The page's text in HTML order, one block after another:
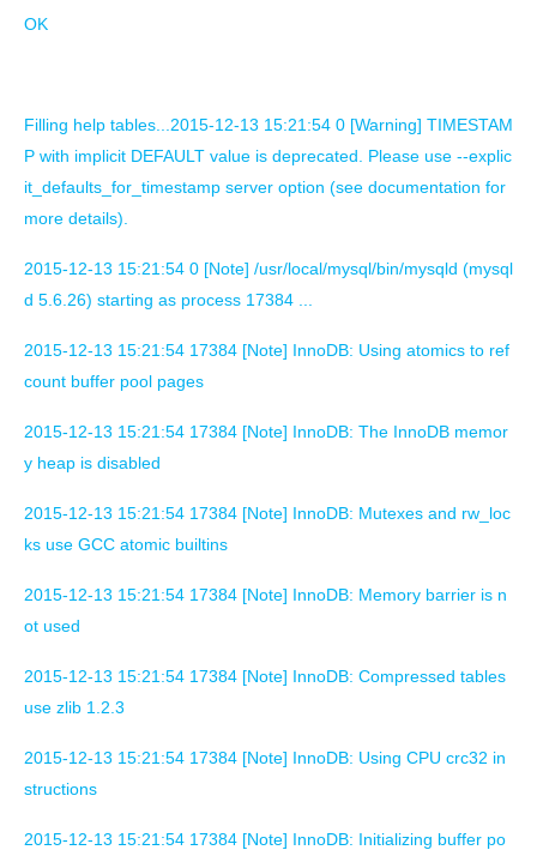
OK
Filling help tables...2015-12-13 15:21:54 0 [Warning] TIMESTAM
P with implicit DEFAULT value is deprecated. Please use --explic
it_defaults_for_timestamp server option (see documentation for
more details).
2015-12-13 15:21:54 0 [Note] /usr/local/mysql/bin/mysqld (mysql
d 5.6.26) starting as process 17384 ...
2015-12-13 15:21:54 17384 [Note] InnoDB: Using atomics to ref
count buffer pool pages
2015-12-13 15:21:54 17384 [Note] InnoDB: The InnoDB memor
y heap is disabled
2015-12-13 15:21:54 17384 [Note] InnoDB: Mutexes and rw_loc
ks use GCC atomic builtins
2015-12-13 15:21:54 17384 [Note] InnoDB: Memory barrier is n
ot used
2015-12-13 15:21:54 17384 [Note] InnoDB: Compressed tables
use zlib 1.2.3
2015-12-13 15:21:54 17384 [Note] InnoDB: Using CPU crc32 in
structions
2015-12-13 15:21:54 17384 [Note] InnoDB: Initializing buffer po